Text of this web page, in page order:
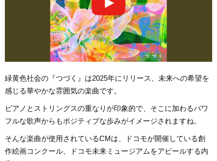
緑黄色社会の『つづく』は2025年にリリース、未来への希望を
感じる華やかな雰囲気の楽曲です。
ピアノとストリングスの重なりが印象的で、そこに加わるパワ
フルな歌声からもポジティブな歩みがイメージされますね。
そんな楽曲が使用されているCMは、ドコモが開催している創
作絵画コンクール、ドコモ未来ミュージアムをアピールする内